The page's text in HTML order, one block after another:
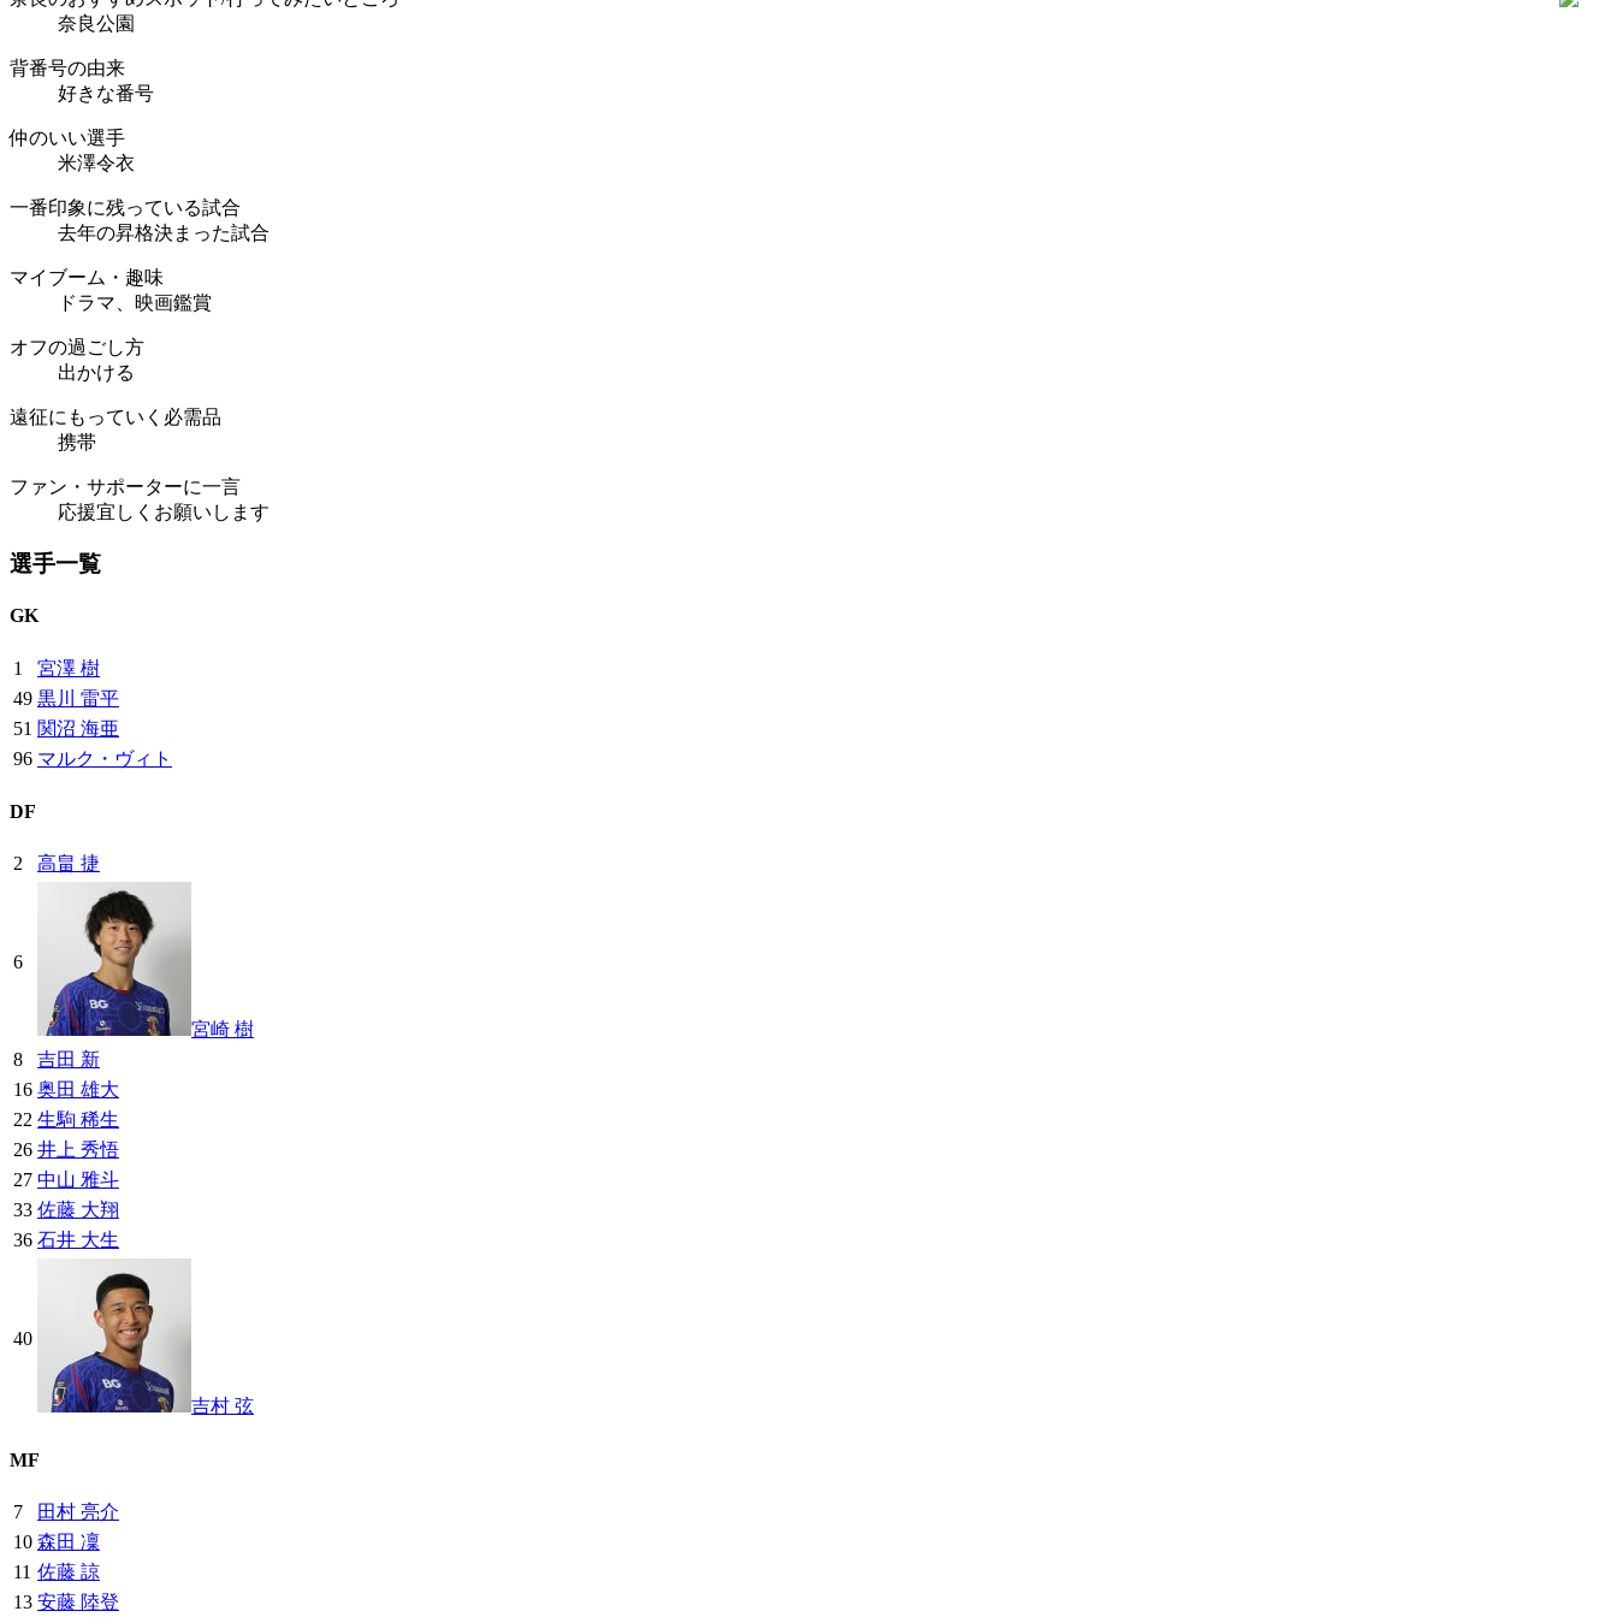
奈良公園
背番号の由来
好きな番号
仲のいい選手
米澤令衣
一番印象に残っている試合
去年の昇格決まった試合
マイブーム・趣味
ドラマ、映画鑑賞
オフの過ごし方
出かける
遠征にもっていく必需品
携帯
ファン・サポーターに一言
応援宜しくお願いします
選手一覧
GK
1
宮澤 樹
49 黒川 雷平
51 関沼 海亜
96 マルク・ヴィト
DF
2 高畠 捷
6
宮崎 樹
8
吉田 新
16 奥田 雄大
22 生駒 稀生
26 井上 秀悟
27 中山 雅斗
33 佐藤 大翔
36 石井 大生
40
吉村 弦
MF
7
田村 亮介
10 森田 凜
11 佐藤 諒
13 安藤 陸登